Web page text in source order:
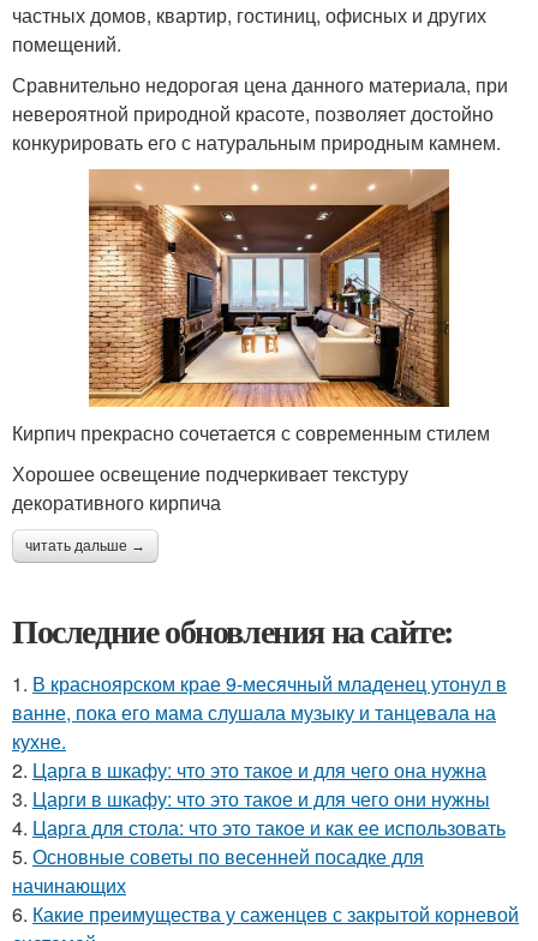
частных домов, квартир, гостиниц, офисных и других
помещений.
Сравнительно недорогая цена данного материала, при
невероятной природной красоте, позволяет достойно
конкурировать его с натуральным природным камнем.
Кирпич прекрасно сочетается с современным стилем
Хорошее освещение подчеркивает текстуру
декоративного кирпича
читать дальше →
Последние обновления на сайте:
1. В красноярском крае 9-месячный младенец утонул в
ванне, пока его мама слушала музыку и танцевала на
кухне.
2. Царга в шкафу: что это такое и для чего она нужна
3. Царги в шкафу: что это такое и для чего они нужны
4. Царга для стола: что это такое и как ее использовать
5. Основные советы по весенней посадке для
начинающих
6. Какие преимущества у саженцев с закрытой корневой